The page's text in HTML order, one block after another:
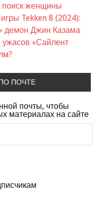
поиск женщины
Tekken 8 (2024):
демон Джин Казама
«Сайлент
ПОЧТЕ
почты, чтобы
материалах на сайте